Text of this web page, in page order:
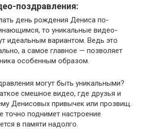
поздравления:
день рождения Дениса по-
то уникальные видео-
идеальным вариантом. Ведь это
а самое главное — позволяет
особенным образом.
могут быть уникальными?
смешное видео, где друзья и
Денисовых привычек или прозвищ.
точно поднимет настроение
в памяти надолго.